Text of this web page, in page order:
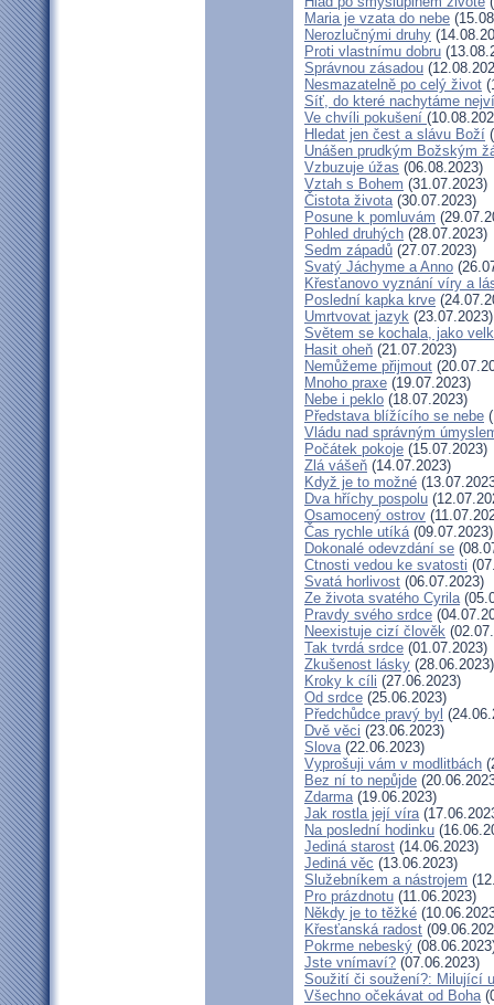
Maria je vzata do nebe
Nerozlučnými druhy
Proti vlastnímu dobru
Správnou zásadou
Nesmazatelně po celý život
Síť, do které nachytáme
Ve chvíli pokušení
Hledat jen čest a slávu Boží
Unášen prudkým Božským
Vzbuzuje úžas (06.08.2023)
Vztah s Bohem (31.07.2023)
Čistota života(30.07.2023)
Posune k pomluvám
Pohled druhých (28.07.2023)
Sedm západů (27.07.2023)
Svatý Jáchyme a Anno
Křesťanovo vyznání víry a
Poslední kapka krve
Umrtvovat jazyk (23.07.2023)
Světem se kochala, jako
Hasit oheň (21.07.2023)
Nemůžeme přijmout
Mnoho praxe (19.07.2023)
Nebe i peklo (18.07.2023)
Představa blížícího se nebe
Vládu nad správným
Počátek pokoje (15.07.2023)
Zlá vášeň (14.07.2023)
Když je to možné
Dva hříchy pospolu
Osamocený ostrov
Čas rychle utíká(09.07.2023)
Dokonalé odevzdání se
Ctnosti vedou ke svatosti
Svatá horlivost (06.07.2023)
Ze života svatého Cyrila
Pravdy svého srdce
Neexistuje cizí člověk
Tak tvrdá srdce (01.07.2023)
Zkušenost lásky (28.06.2023)
Kroky k cíli (27.06.2023)
Od srdce (25.06.2023)
Předchůdce pravý byl
Dvě věci (23.06.2023)
Slova(22.06.2023)
Vyprošuji vám v modlitbách
Bez ní to nepůjde
Zdarma(19.06.2023)
Jak rostla její víra
Na poslední hodinku
Jediná starost (14.06.2023)
Jediná věc (13.06.2023)
Služebníkem a nástrojem
Pro prázdnotu (11.06.2023)
Někdy je to těžké
Křesťanská radost
Pokrme nebeský
Jste vnímaví? (07.06.2023)
Soužití či soužení?: Milující
Všechno očekávat od Boha